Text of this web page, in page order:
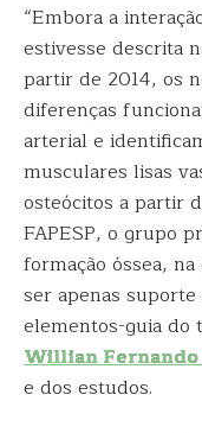
“Embora a
estivesse descrita
partir de 2014, os
diferenças
arterial e
musculares lisas
osteócitos a partir
FAPESP, o grupo
formação óssea,
ser apenas
elementos-guia do
Willian Fernando
e dos estudos.